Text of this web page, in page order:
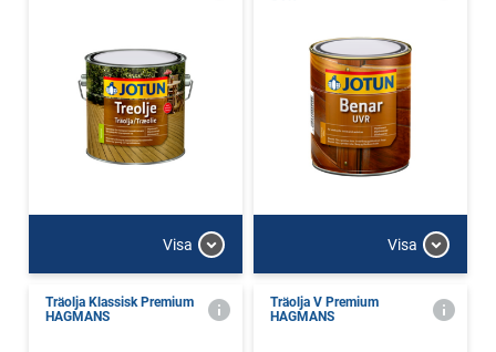
Visa Visa
Träolja Klassisk Premium
HAGMANS
Träolja V Premium
HAGMANS